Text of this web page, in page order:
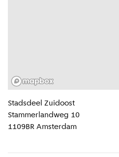
Locatiegegevens
Stadsdeel Zuidoost
Stammerlandweg 10
1109BR Amsterdam